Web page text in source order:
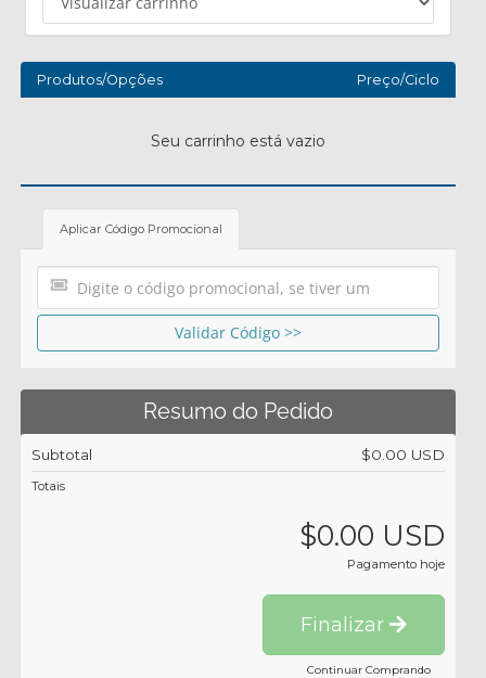
Produtos/Opções Preço/Ciclo
Seu carrinho está vazio
Aplicar Código Promocional
Validar Código >>
Resumo do Pedido
Subtotal $0.00 USD
Totais
$0.00 USD
Pagamento hoje
Finalizar
Continuar Comprando